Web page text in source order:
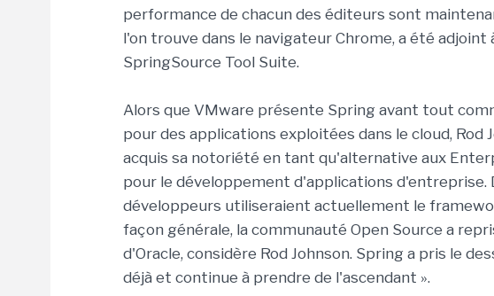
performance de chacun des éditeurs sont
l'on trouve dans le navigateur Chrome, a été
SpringSource Tool Suite.
Alors que VMware présente Spring avant tout
pour des applications exploitées dans le cloud, Rod
acquis sa notoriété en tant qu'alternative aux
pour le développement d'applications d'entreprise.
développeurs utiliseraient actuellement le
façon générale, la communauté Open Source a
d'Oracle, considère Rod Johnson. Spring a pris le
déjà et continue à prendre de l'ascendant ».